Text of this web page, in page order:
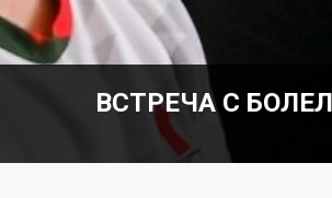
ВСТРЕЧА С